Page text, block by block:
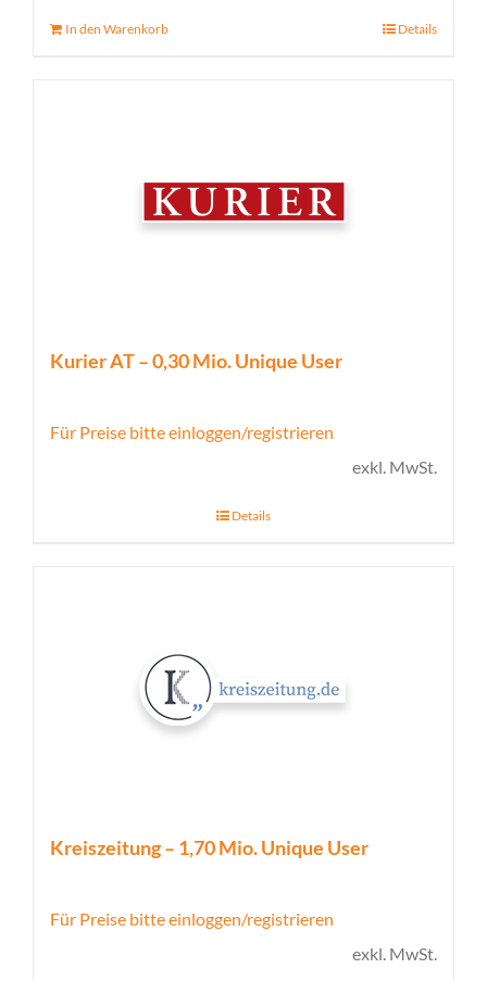
In den Warenkorb Details
Kurier AT – 0,30 Mio. Unique User
Für Preise bitte einloggen/registrieren
exkl. MwSt.
Details
Kreiszeitung – 1,70 Mio. Unique User
Für Preise bitte einloggen/registrieren
exkl. MwSt.